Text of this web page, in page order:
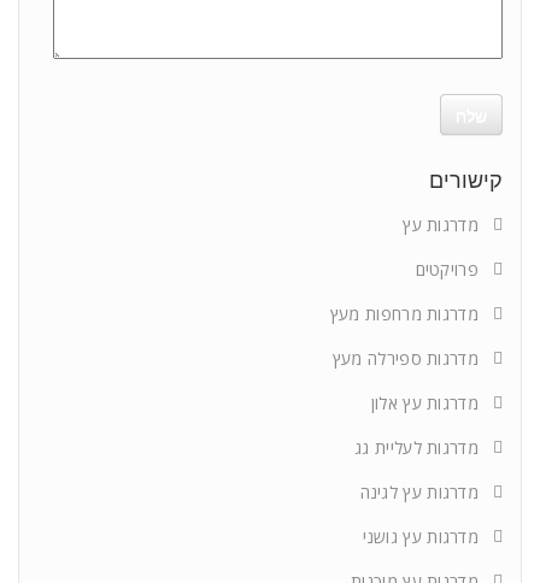
קישורים
מדרגות עץ
פרויקטים
מדרגות מרחפות מעץ
מדרגות ספירלה מעץ
מדרגות עץ אלון
מדרגות לעליית גג
מדרגות עץ לגינה
מדרגות עץ גושני